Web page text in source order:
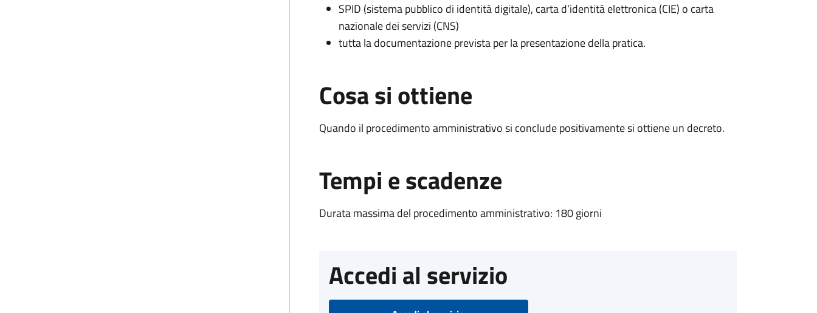
SPID (sistema pubblico di identità digitale), carta d’identità elettronica (CIE) o carta
nazionale dei servizi (CNS)
tutta la documentazione prevista per la presentazione della pratica.
Cosa si ottiene
Quando il procedimento amministrativo si conclude positivamente si ottiene un decreto.
Tempi e scadenze
Durata massima del procedimento amministrativo: 180 giorni
Accedi al servizio